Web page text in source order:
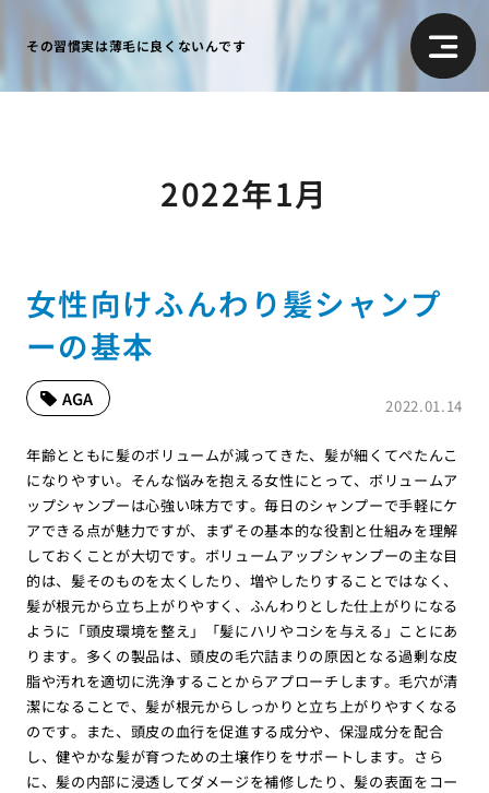
その習慣実は薄毛に良くないんです
2022年1月
女性向けふんわり髪シャンプ
ーの基本
2022.01.14
AGA
年齢とともに髪のボリュームが減ってきた、髪が細くてぺたんこ
になりやすい。そんな悩みを抱える女性にとって、ボリュームア
ップシャンプーは心強い味方です。毎日のシャンプーで手軽にケ
アできる点が魅力ですが、まずその基本的な役割と仕組みを理解
しておくことが大切です。ボリュームアップシャンプーの主な目
的は、髪そのものを太くしたり、増やしたりすることではなく、
髪が根元から立ち上がりやすく、ふんわりとした仕上がりになる
ように「頭皮環境を整え」「髪にハリやコシを与える」ことにあ
ります。多くの製品は、頭皮の毛穴詰まりの原因となる過剰な皮
脂や汚れを適切に洗浄することからアプローチします。毛穴が清
潔になることで、髪が根元からしっかりと立ち上がりやすくなる
のです。また、頭皮の血行を促進する成分や、保湿成分を配合
し、健やかな髪が育つための土壌作りをサポートします。さら
に、髪の内部に浸透してダメージを補修したり、髪の表面をコー